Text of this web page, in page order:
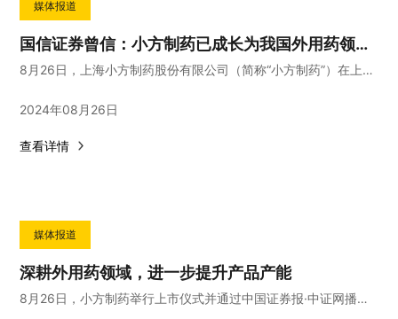
媒体报道
国信证券曾信：小方制药已成长为我国外用药领域领军企业之一，国信证券未来将认真履行持续督导责任
8月26日，上海小方制药股份有限公司（简称“小方制药”）在上交所主板上市。
2024年08月26日
查看详情
媒体报道
深耕外用药领域，进一步提升产品产能
8月26日，小方制药举行上市仪式并通过中国证券报·中证网播出。